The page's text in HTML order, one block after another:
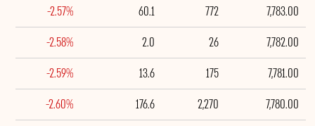
7,783.00
772
60.1
-2.57%
7,782.00
26
2.0
-2.58%
7,781.00
175
13.6
-2.59%
7,780.00
2,270
176.6
-2.60%